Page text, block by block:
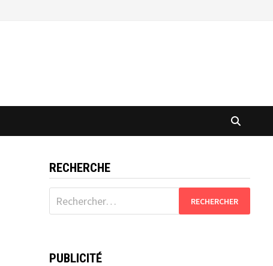
RECHERCHE
Rechercher :
PUBLICITÉ